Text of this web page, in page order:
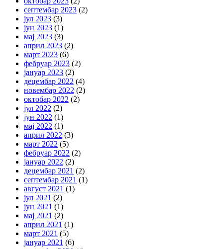
септембар 2023 (2)
јул 2023 (3)
јун 2023 (1)
мај 2023 (3)
април 2023 (2)
март 2023 (6)
фебруар 2023 (2)
јануар 2023 (2)
децембар 2022 (4)
новембар 2022 (2)
октобар 2022 (2)
јул 2022 (2)
јун 2022 (1)
мај 2022 (1)
април 2022 (3)
март 2022 (5)
фебруар 2022 (2)
јануар 2022 (2)
децембар 2021 (2)
септембар 2021 (1)
август 2021 (1)
јул 2021 (2)
јун 2021 (1)
мај 2021 (2)
април 2021 (1)
март 2021 (5)
јануар 2021 (6)